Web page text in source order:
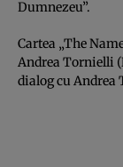
Dumnezeu”.
Cartea „The
Andrea Tornielli
dialog cu Andrea